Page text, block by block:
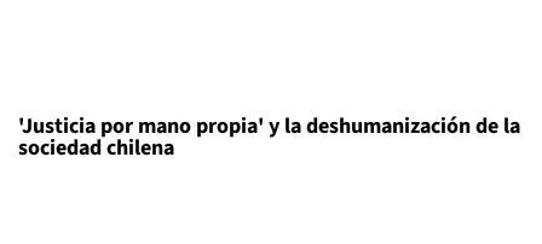
'Justicia por mano propia' y la deshumanización de la
sociedad chilena